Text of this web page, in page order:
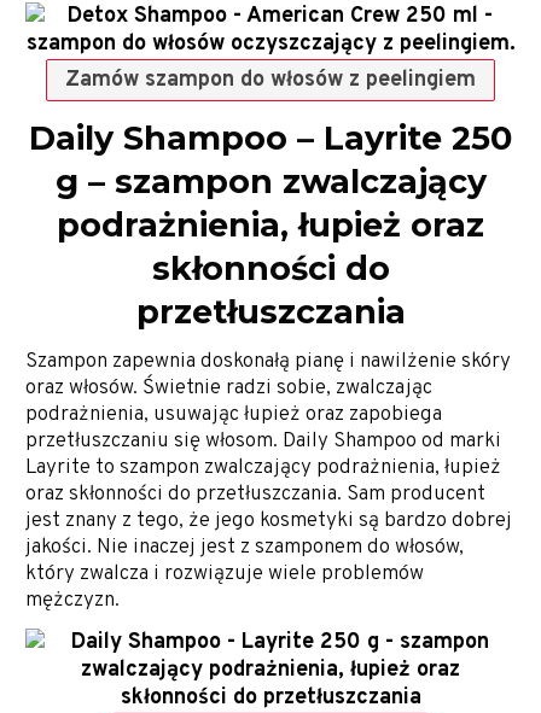
Zamów szampon do włosów z peelingiem
Daily Shampoo – Layrite 250
g – szampon zwalczający
podrażnienia, łupież oraz
skłonności do
przetłuszczania
Szampon zapewnia doskonałą pianę i nawilżenie skóry
oraz włosów. Świetnie radzi sobie, zwalczając
podrażnienia, usuwając łupież oraz zapobiega
przetłuszczaniu się włosom. Daily Shampoo od marki
Layrite to szampon zwalczający podrażnienia, łupież
oraz skłonności do przetłuszczania. Sam producent
jest znany z tego, że jego kosmetyki są bardzo dobrej
jakości. Nie inaczej jest z szamponem do włosów,
który zwalcza i rozwiązuje wiele problemów
mężczyzn.